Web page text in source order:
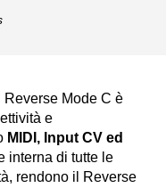
Mode C è
e
MIDI, Input CV ed
interna di tutte le
rendono il Reverse